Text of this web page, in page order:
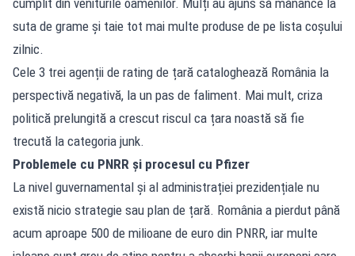
suta de grame și taie tot mai multe produse de pe lista coșului
zilnic.
Cele 3 trei agenții de rating de țară cataloghează România la
perspectivă negativă, la un pas de faliment. Mai mult, criza
politică prelungită a crescut riscul ca țara noastă să fie
trecută la categoria junk.
Problemele cu PNRR și procesul cu Pfizer
La nivel guvernamental și al administrației prezidențiale nu
există nicio strategie sau plan de țară. România a pierdut până
acum aproape 500 de milioane de euro din PNRR, iar multe